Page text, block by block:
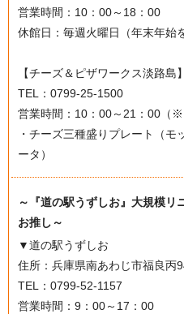
営業時間：10：00～18：00
休館日：毎週火曜日（年末年始
【チーズ＆ピザワークス淡路島】
TEL：0799-25-1500
営業時間：10：00～21：00（
・チーズ三種盛りプレート（モ
ータ）
～『道の駅うずしお』大規模リ
お推し～
▼道の駅うずしお
住所：兵庫県南あわじ市福良丙
TEL：0799-52-1157
営業時間：9：00～17：00